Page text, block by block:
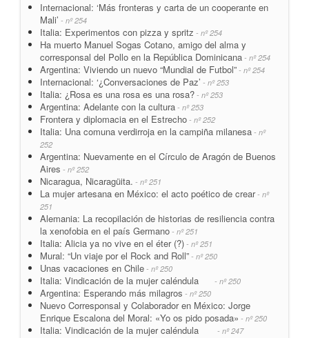
Internacional: ‘Más fronteras y carta de un cooperante en
Mali’ - nº 254
Italia: Experimentos con pizza y spritz - nº 254
Ha muerto Manuel Sogas Cotano, amigo del alma y
corresponsal del Pollo en la República Dominicana - nº 254
Argentina: Viviendo un nuevo “Mundial de Futbol” - nº 254
Internacional: ‘¿Conversaciones de Paz’ - nº 253
Italia: ¿Rosa es una rosa es una rosa? - nº 253
Argentina: Adelante con la cultura - nº 253
Frontera y diplomacia en el Estrecho - nº 252
Italia: Una comuna verdirroja en la campiña milanesa - nº
252
Argentina: Nuevamente en el Círculo de Aragón de Buenos
Aires - nº 252
Nicaragua, Nicaragüita. - nº 251
La mujer artesana en México: el acto poético de crear- nº
251
Alemania: La recopilación de historias de resiliencia contra
la xenofobia en el país Germano - nº 251
Italia: Alicia ya no vive en el éter (?) - nº 251
Mural: “Un viaje por el Rock and Roll” - nº 250
Unas vacaciones en Chile - nº 250
Italia: Vindicación de la mujer caléndula - nº 250
Argentina: Esperando más milagros - nº 250
Nuevo Corresponsal y Colaborador en México: Jorge
Enrique Escalona del Moral: «Yo os pido posada» - nº 250
Italia: Vindicación de la mujer caléndula - nº 247